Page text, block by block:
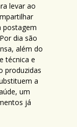
levar ao
postagem
dia são
além do
técnica e
produzidas
a
um
já